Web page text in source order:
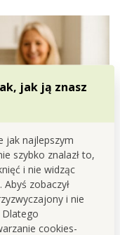
jak ją znasz
jak najlepszym
szybko znalazł to,
i nie widząc
zobaczył
i nie
Dlatego
cookies-